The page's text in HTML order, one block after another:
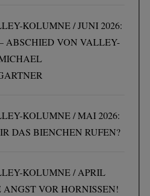
KOLUMNE / JUNI 2026:
ABSCHIED VON VALLEY-
KOLUMNE / MAI 2026:
DAS BIENCHEN RUFEN?
KOLUMNE / APRIL
ANGST VOR HORNISSEN!